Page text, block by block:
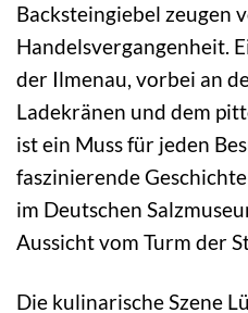
Backsteingiebel zeugen
Handelsvergangenheit.
der Ilmenau, vorbei an
Ladekränen und dem
ist ein Muss für jeden
faszinierende
im Deutschen
Aussicht vom Turm der
Die kulinarische Szene